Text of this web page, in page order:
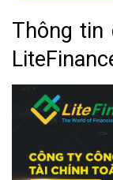
Thông tin